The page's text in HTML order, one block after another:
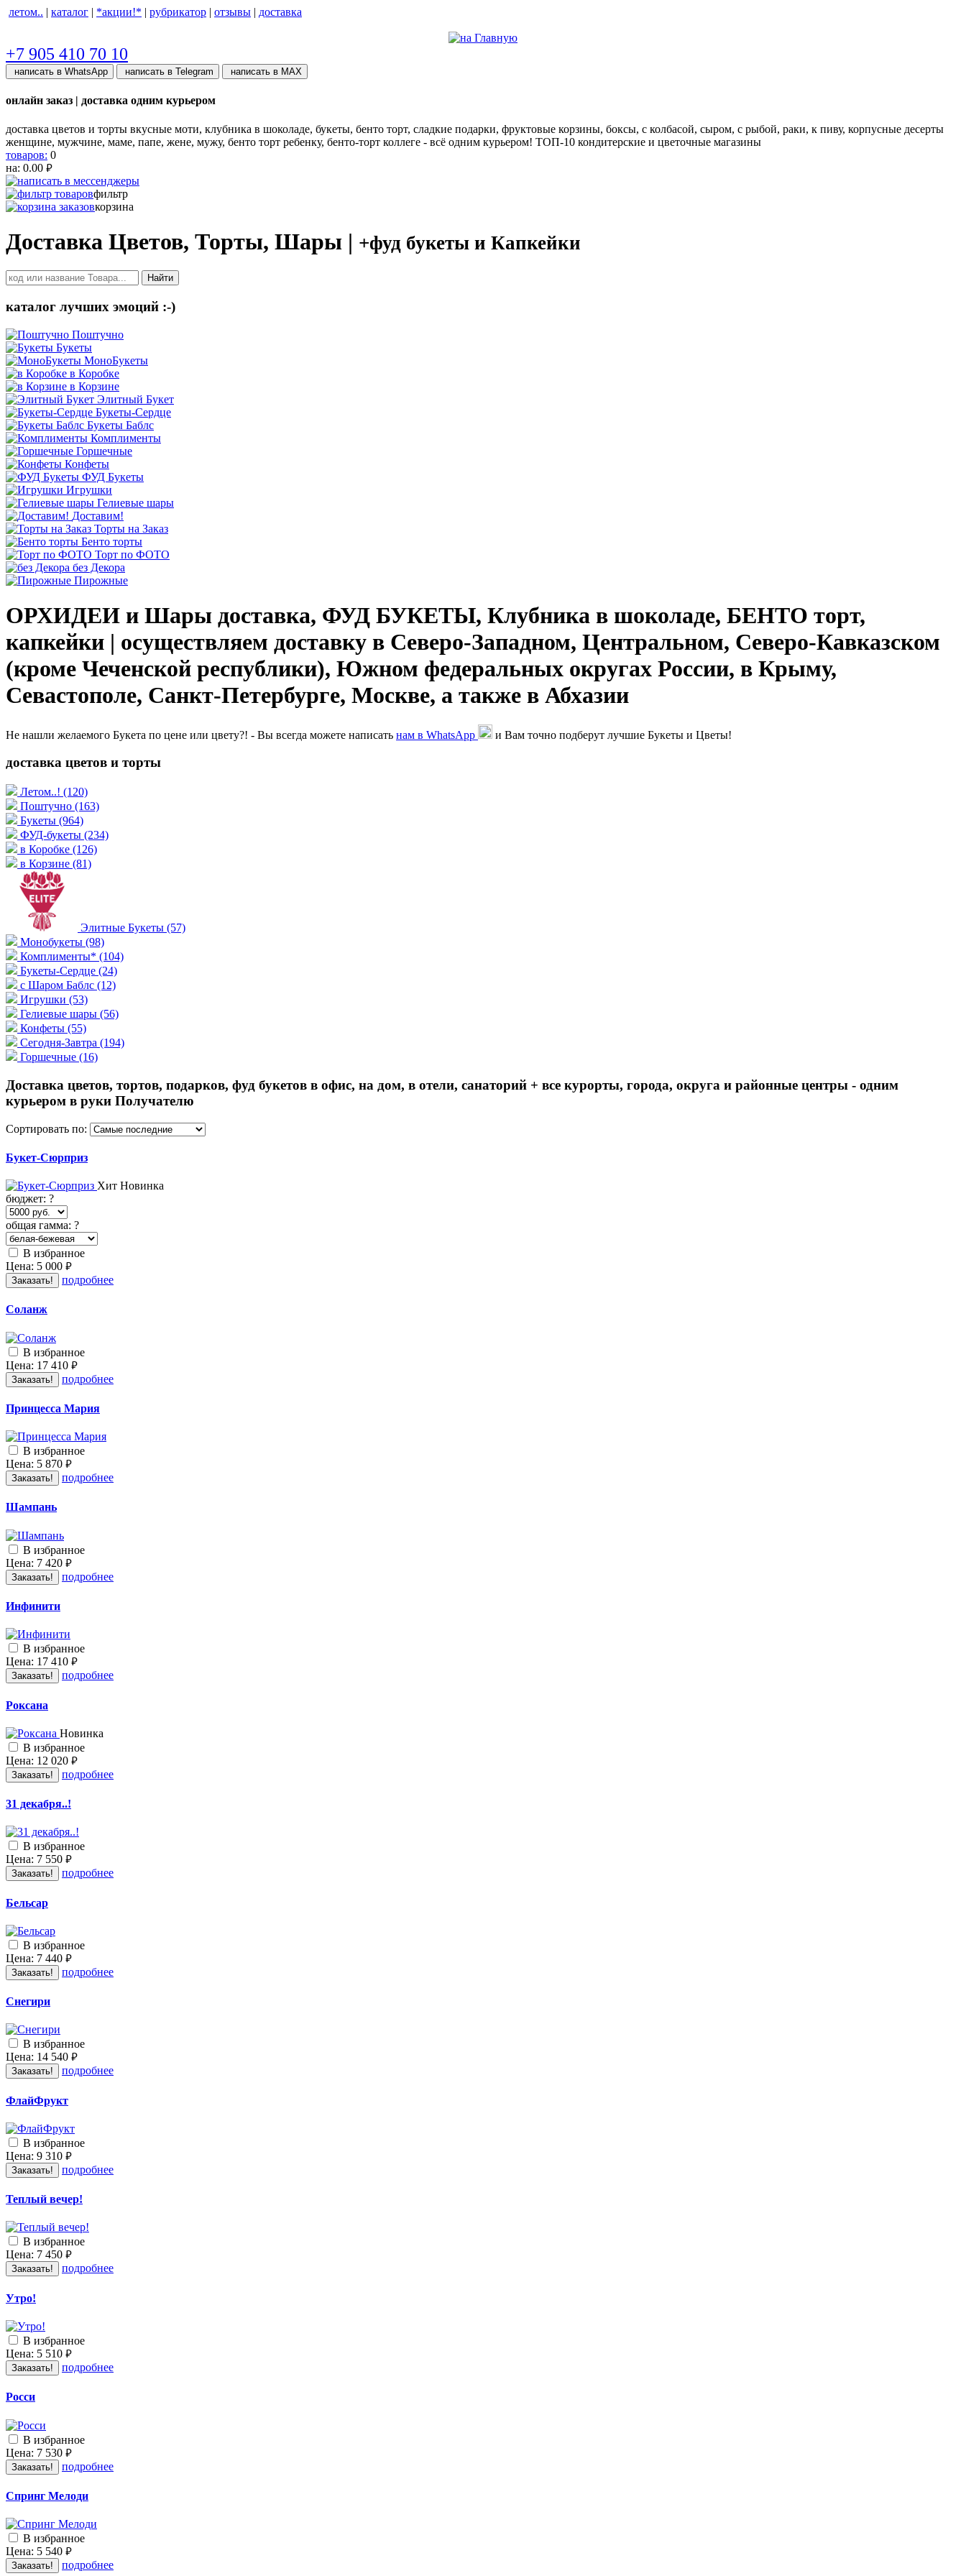
летом.. | каталог | *акции!* | рубрикатор | отзывы | доставка
+7 905 410 70 10
написать в WhatsApp написать в Telegram написать в МАХ
онлайн заказ | доставка одним курьером
доставка цветов и торты вкусные моти, клубника в шоколаде, букеты, бенто торт, сладкие подарки, фруктовые корзины, боксы, с колбасой, сыром, с рыбой, раки, к пиву, корпусные десерты
женщине, мужчине, маме, папе, жене, мужу, бенто торт ребенку, бенто-торт коллеге - всё одним курьером! ТОП-10 кондитерские и цветочные магазины
товаров: 0
на: 0.00 руб.
фильтр
корзина
Доставка Цветов, Торты, Шары | +фуд букеты и Капкейки
Найти
каталог лучших эмоций :-)
Поштучно
Букеты
МоноБукеты
в Коробке
в Корзине
Элитный Букет
Букеты-Сердце
Букеты Баблс
Комплименты
Горшечные
Конфеты
ФУД Букеты
Игрушки
Гелиевые шары
Доставим!
Торты на Заказ
Бенто торты
Торт по ФОТО
без Декора
Пирожные
ОРХИДЕИ и Шары доставка, ФУД БУКЕТЫ, Клубника в шоколаде, БЕНТО торт,
капкейки | осуществляем доставку в Северо-Западном, Центральном, Северо-Кавказском
(кроме Чеченской республики), Южном федеральных округах России, в Крыму,
Севастополе, Санкт-Петербурге, Москве, а также в Абхазии
Не нашли желаемого Букета по цене или цвету?! - Вы всегда можете написать нам в WhatsApp и Вам точно подберут лучшие Букеты и Цветы!
доставка цветов и торты
Летом..! (120)
Поштучно (163)
Букеты (964)
ФУД-букеты (234)
в Коробке (126)
в Корзине (81)
Элитные Букеты (57)
Монобукеты (98)
Комплименты* (104)
Букеты-Сердце (24)
с Шаром Баблс (12)
Игрушки (53)
Гелиевые шары (56)
Конфеты (55)
Сегодня-Завтра (194)
Горшечные (16)
Доставка цветов, тортов, подарков, фуд букетов в офис, на дом, в отели, санаторий + все курорты, города, округа и районные центры - одним
курьером в руки Получателю
Сортировать по:
Букет-Сюрприз
Хит Новинка
бюджет: ?
общая гамма: ?
В избранное
Цена: 5 000 руб.
Заказать! подробнее
Соланж
В избранное
Цена: 17 410 руб.
Заказать! подробнее
Принцесса Мария
В избранное
Цена: 5 870 руб.
Заказать! подробнее
Шампань
В избранное
Цена: 7 420 руб.
Заказать! подробнее
Инфинити
В избранное
Цена: 17 410 руб.
Заказать! подробнее
Роксана
Новинка
В избранное
Цена: 12 020 руб.
Заказать! подробнее
31 декабря..!
В избранное
Цена: 7 550 руб.
Заказать! подробнее
Бельсар
В избранное
Цена: 7 440 руб.
Заказать! подробнее
Снегири
В избранное
Цена: 14 540 руб.
Заказать! подробнее
ФлайФрукт
В избранное
Цена: 9 310 руб.
Заказать! подробнее
Теплый вечер!
В избранное
Цена: 7 450 руб.
Заказать! подробнее
Утро!
В избранное
Цена: 5 510 руб.
Заказать! подробнее
Росси
В избранное
Цена: 7 530 руб.
Заказать! подробнее
Спринг Мелоди
В избранное
Цена: 5 540 руб.
Заказать! подробнее